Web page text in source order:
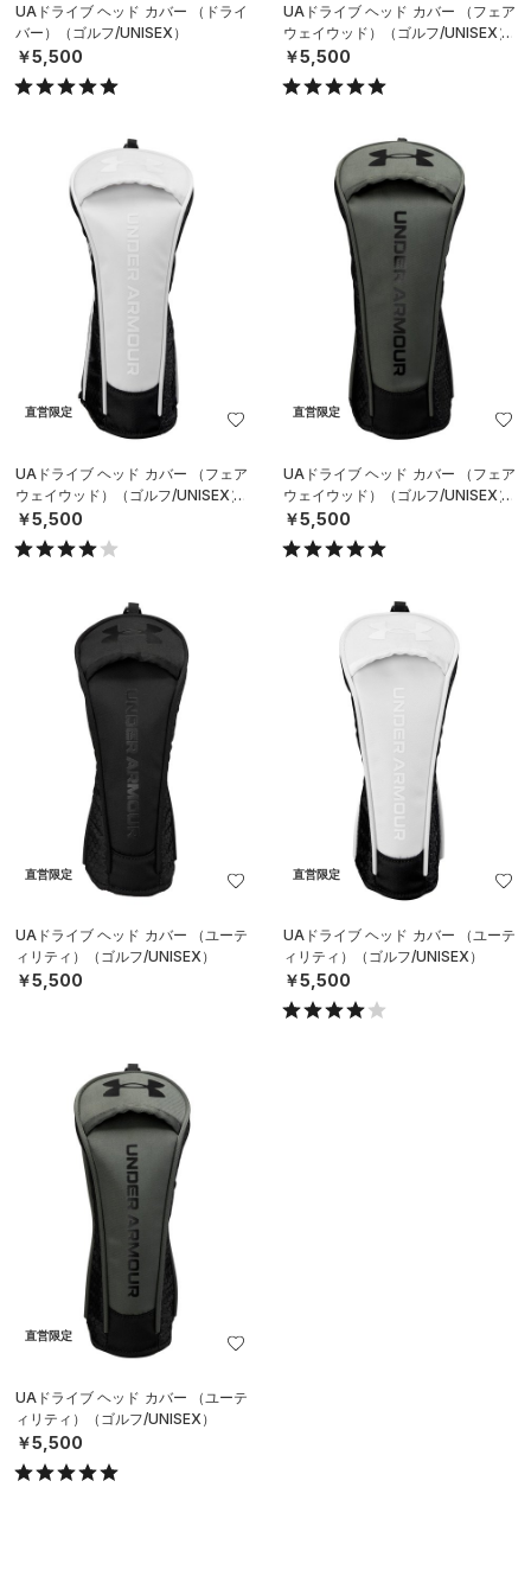
UAドライブ ヘッド カバー （ドライ
バー）（ゴルフ/UNISEX）
￥5,500
UAドライブ ヘッド カバー （フェア
ウェイウッド）（ゴルフ/UNISEX）
￥5,500
直営限定
UAドライブ ヘッド カバー （フェア
ウェイウッド）（ゴルフ/UNISEX）
￥5,500
直営限定
UAドライブ ヘッド カバー （フェア
ウェイウッド）（ゴルフ/UNISEX）
￥5,500
直営限定
UAドライブ ヘッド カバー （ユーテ
ィリティ）（ゴルフ/UNISEX）
￥5,500
直営限定
UAドライブ ヘッド カバー （ユーテ
ィリティ）（ゴルフ/UNISEX）
￥5,500
直営限定
UAドライブ ヘッド カバー （ユーテ
ィリティ）（ゴルフ/UNISEX）
￥5,500